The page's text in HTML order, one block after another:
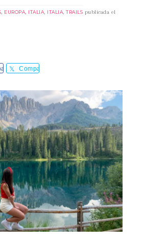
, EUROPA, ITALIA, ITALIA, TRAILS publicada el
Comparte